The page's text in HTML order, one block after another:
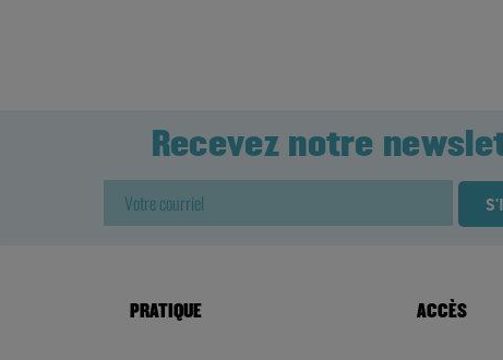
Recevez notre
PRATIQUE ACCÈS